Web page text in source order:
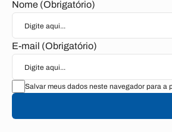
Nome (Obrigatório)
E-mail (Obrigatório)
Salvar meus dados neste navegador para a